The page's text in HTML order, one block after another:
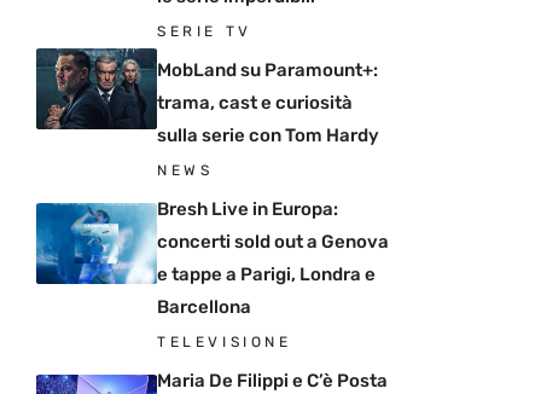
SERIE TV
MobLand su Paramount+:
trama, cast e curiosità
sulla serie con Tom Hardy
NEWS
Bresh Live in Europa:
concerti sold out a Genova
e tappe a Parigi, Londra e
Barcellona
TELEVISIONE
Maria De Filippi e C’è Posta